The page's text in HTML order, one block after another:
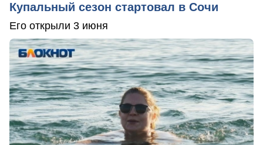
Купальный сезон стартовал в Сочи
Его открыли 3 июня